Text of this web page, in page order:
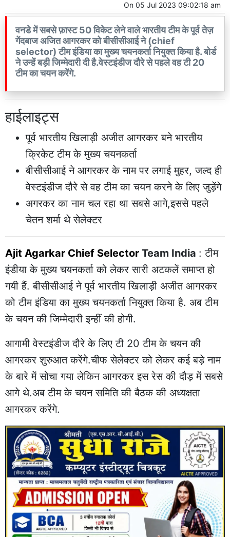
On 05 Jul 2023 09:02:18 am
वनडे में सबसे फ़ास्ट 50 विकेट लेने वाले भारतीय टीम के पूर्व तेज़
गेंदबाज अजित आगरकर को बीसीसीआई ने (chief
selector) टीम इंडिया का मुख्य चयनकर्ता नियुक्त किया है. बोर्ड
ने उन्हें बड़ी जिम्मेदारी दी है.वेस्टइंडीज दौरे से पहले वह टी 20
टीम का चयन करेंगे.
हाईलाइट्स
पूर्व भारतीय खिलाड़ी अजीत आगरकर बने भारतीय
क्रिकेट टीम के मुख्य चयनकर्ता
बीसीसीआई ने आगरकर के नाम पर लगाई मुहर, जल्द ही
वेस्टइंडीज दौरे से वह टीम का चयन करने के लिए जुड़ेंगे
अगरकर का नाम चल रहा था सबसे आगे,इससे पहले
चेतन शर्मा थे सेलेक्टर
Ajit Agarkar Chief Selector Team India : टीम
इंडीया के मुख्य चयनकर्ता को लेकर सारी अटकलें समाप्त हो
गयी हैं. बीसीसीआई ने पूर्व भारतीय खिलाड़ी अजीत आगरकर
को टीम इंडिया का मुख्य चयनकर्ता नियुक्त किया है. अब टीम
के चयन की जिम्मेदारी इन्हीं की होगी.
आगामी वेस्टइंडीज दौरे के लिए टी 20 टीम के चयन की
आगरकर शुरुआत करेंगे.चीफ सेलेक्टर को लेकर कई बड़े नाम
के बारे में सोचा गया लेकिन आगरकर इस रेस की दौड़ में सबसे
आगे थे.अब टीम के चयन समिति की बैठक की अध्यक्षता
आगरकर करेंगे.